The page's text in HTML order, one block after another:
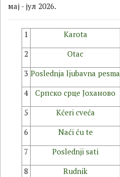
мај - јул 2026.
1 Karota
2
Otac
3 Poslednja ljubavna pesma
4
Српско срце Јоханово
5
Kćeri cveća
6
Naći ću te
7
Poslednji sati
8
Rudnik